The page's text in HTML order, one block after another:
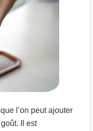
l’on peut ajouter
Il est